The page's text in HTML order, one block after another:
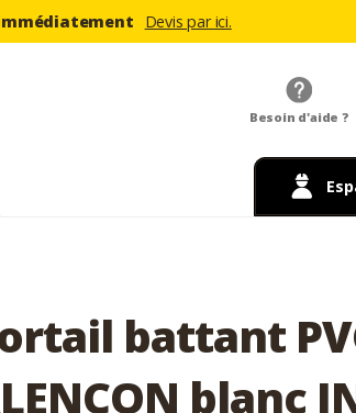
Devis par ici.
Besoin d'aide ?
battant
blanc